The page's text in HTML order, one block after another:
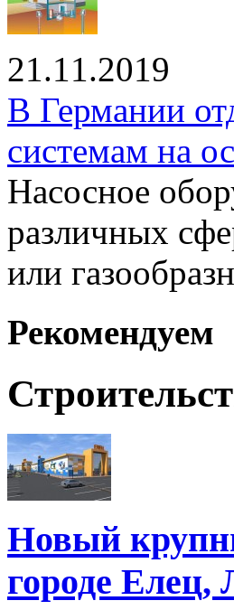
21.11.2019
В Германии
системам на
Насосное
различных
или
Рекомендуем
Новый
городе Елец,